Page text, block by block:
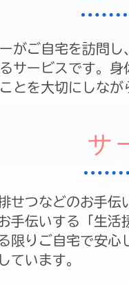
がご自宅を訪問
サービスです。
とを大切にしなが
サ
せつなどのお手伝
手伝いする「生活
限りご自宅で安
ています。